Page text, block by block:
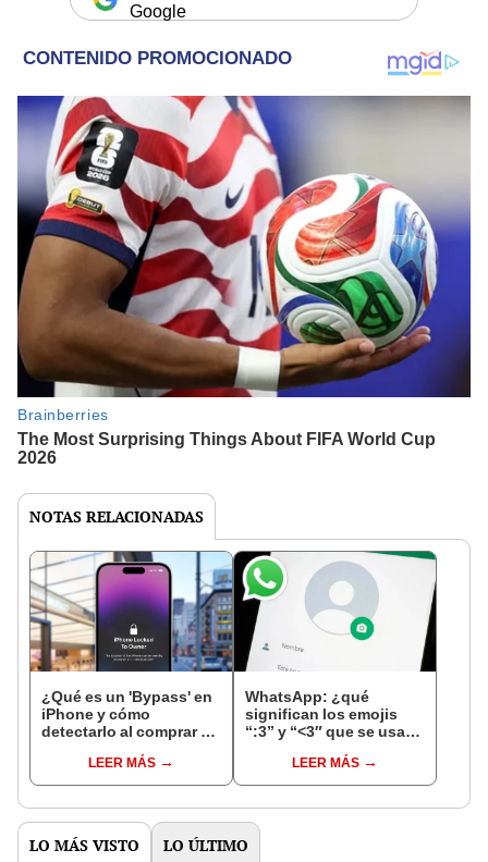
Google
NOTAS RELACIONADAS
¿Qué es un 'Bypass' en
iPhone y cómo
detectarlo al comprar un
LEER MÁS
WhatsApp: ¿qué
significan los emojis
“:3” y “<3″ que se usan
LEER MÁS
LO MÁS VISTO LO ÚLTIMO